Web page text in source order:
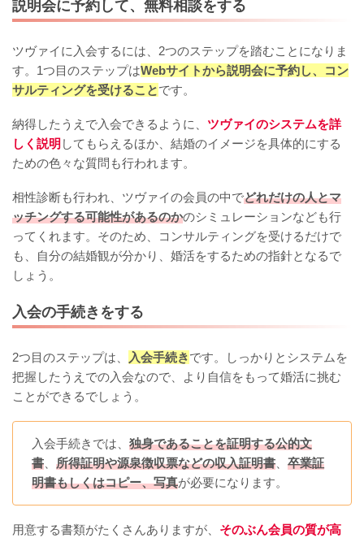
説明会に予約して、無料相談をする
ツヴァイに入会するには、2つのステップを踏むことになりま
す。1つ目のステップはWebサイトから説明会に予約し、コン
サルティングを受けることです。
納得したうえで入会できるように、 ツヴァイのシステムを詳
しく説明 してもらえるほか、結婚のイメージを具体的にする
ための色々な質問も行われます。
相性診断も行われ、ツヴァイの会員の中でどれだけの人とマ
ッチングする可能性があるのかのシミュレーションなども行
ってくれます。そのため、コンサルティングを受けるだけで
も、自分の結婚観が分かり、婚活をするための指針となるで
しょう。
入会の手続きをする
2つ目のステップは、 入会手続きです。しっかりとシステムを
把握したうえでの入会なので、より自信をもって婚活に挑む
ことができるでしょう。
入会手続きでは、 独身であることを証明する公的文
書、 所得証明や源泉徴収票などの収入証明書、 卒業証
明書もしくはコピー、写真が必要になります。
用意する書類がたくさんありますが、 そのぶん会員の質が高